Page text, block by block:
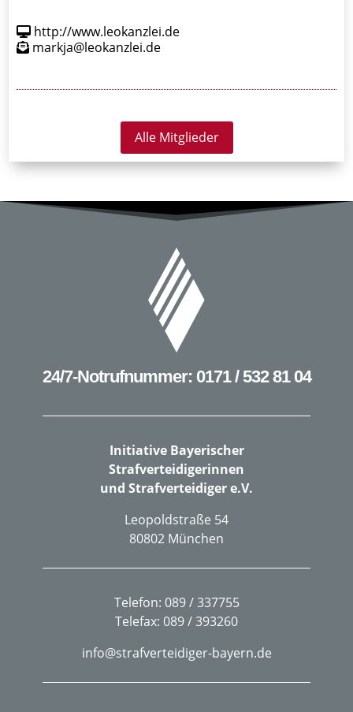
http://www.leokanzlei.de
markja@leokanzlei.de
Alle Mitglieder
24/7-Notrufnummer: 0171 / 532 81 04
Initiative Bayerischer
Strafverteidigerinnen
und Strafverteidiger e.V.
Leopoldstraße 54
80802 München
Telefon: 089 / 337755
Telefax: 089 / 393260
info@strafverteidiger-bayern.de